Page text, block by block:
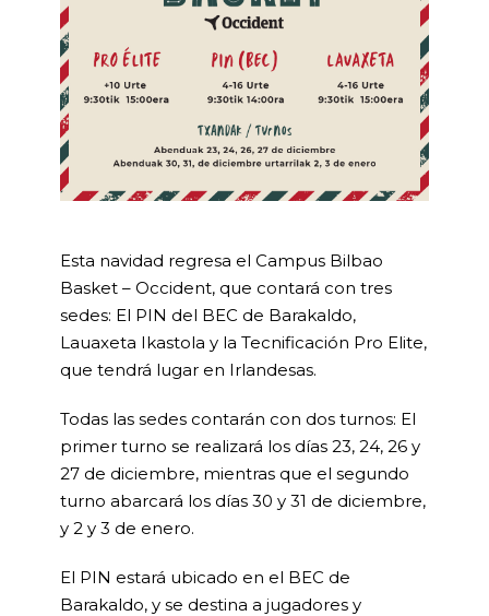
Esta navidad regresa el Campus Bilbao
Basket – Occident, que contará con tres
sedes: El PIN del BEC de Barakaldo,
Lauaxeta Ikastola y la Tecnificación Pro Elite,
que tendrá lugar en Irlandesas.
Todas las sedes contarán con dos turnos: El
primer turno se realizará los días 23, 24, 26 y
27 de diciembre, mientras que el segundo
turno abarcará los días 30 y 31 de diciembre,
y 2 y 3 de enero.
El PIN estará ubicado en el BEC de
Barakaldo, y se destina a jugadores y